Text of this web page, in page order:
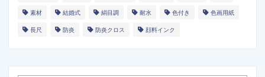
素材 結婚式 絹目調 耐水 色付き 色画用紙
長尺 防炎 防炎クロス 顔料インク